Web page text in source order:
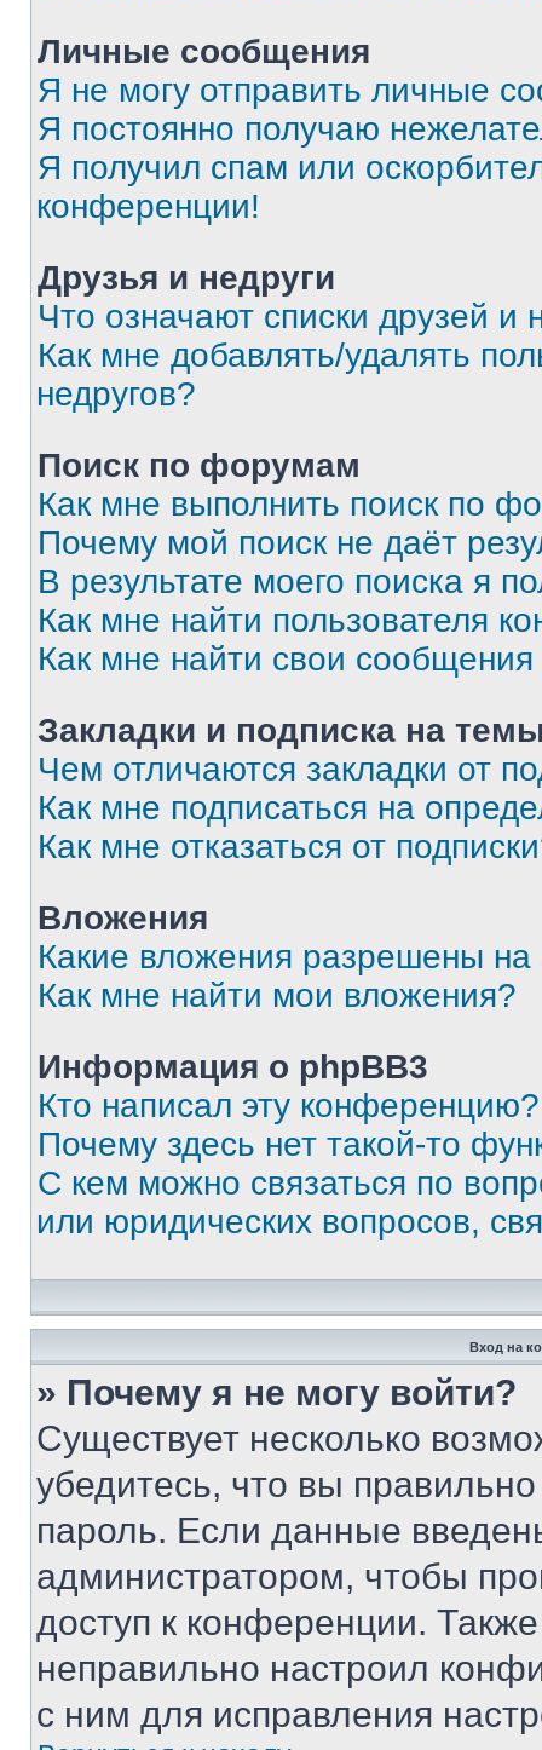
Личные сообщения
Я не могу отправить личные
Я постоянно получаю
Я получил спам или
конференции!
Друзья и недруги
Что означают списки друзей и
Как мне добавлять/удалять
недругов?
Поиск по форумам
Как мне выполнить поиск по
Почему мой поиск не даёт
В результате моего поиска я
Как мне найти пользователя
Как мне найти свои
Закладки и подписка на
Чем отличаются закладки от
Как мне подписаться на
Как мне отказаться от
Вложения
Какие вложения разрешены
Как мне найти мои вложения?
Информация о phpBB3
Кто написал эту конференцию?
Почему здесь нет такой-то
С кем можно связаться по
или юридических вопросов,
Вход на
» Почему я не могу войти?
Существует несколько
убедитесь, что вы
пароль. Если данные
администратором, чтобы
доступ к конференции.
неправильно настроил
с ним для исправления